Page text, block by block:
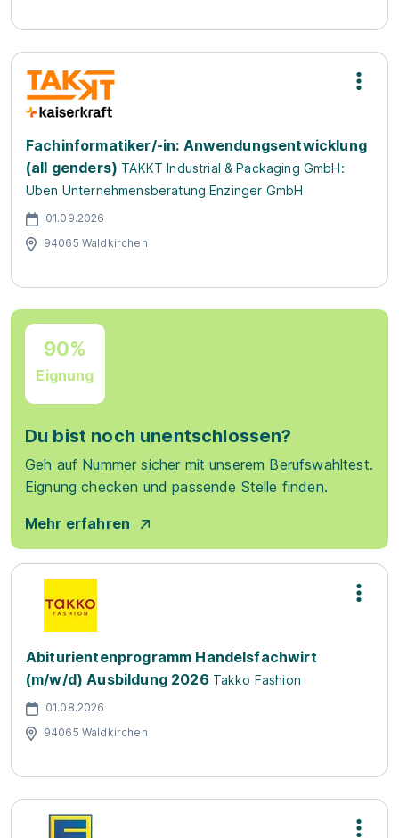
Fachinformatiker/-in: Anwendungsentwicklung
(all genders) TAKKT Industrial & Packaging GmbH:
Uben Unternehmensberatung Enzinger GmbH
01.09.2026
94065 Waldkirchen
90%
Eignung
Du bist noch unentschlossen?
Geh auf Nummer sicher mit unserem Berufswahltest.
Eignung checken und passende Stelle finden.
Mehr erfahren
Abiturientenprogramm Handelsfachwirt
(m/w/d) Ausbildung 2026 Takko Fashion
01.08.2026
94065 Waldkirchen